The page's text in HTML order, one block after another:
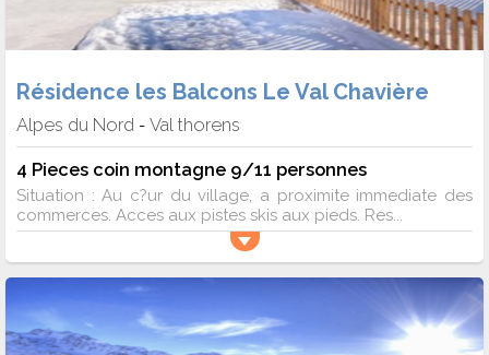
Résidence les Balcons Le Val Chavière
Alpes du Nord - Val thorens
4 Pieces coin montagne 9/11 personnes
Situation : Au c?ur du village, a proximite immediate des
commerces. Acces aux pistes skis aux pieds. Res...